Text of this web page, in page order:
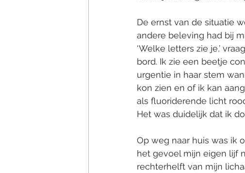
De ernst van de situatie
andere beleving had bij
‘Welke letters zie je,’
bord. Ik zie een beetje
urgentie in haar stem
kon zien en of ik kan
als fluoriderende licht
Het was duidelijk dat ik
Op weg naar huis was ik
het gevoel mijn eigen lijf
rechterhelft van mijn